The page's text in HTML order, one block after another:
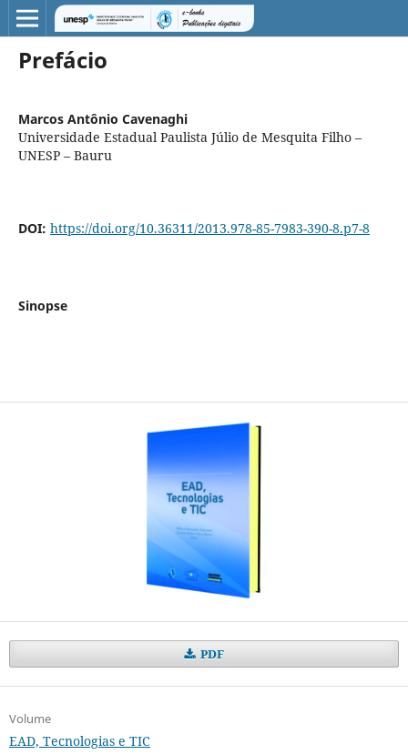
Prefácio
Marcos Antônio Cavenaghi
Universidade Estadual Paulista Júlio de Mesquita Filho –
UNESP – Bauru
DOI: https://doi.org/10.36311/2013.978-85-7983-390-8.p7-8
Sinopse
PDF
Volume
EAD, Tecnologias e TIC